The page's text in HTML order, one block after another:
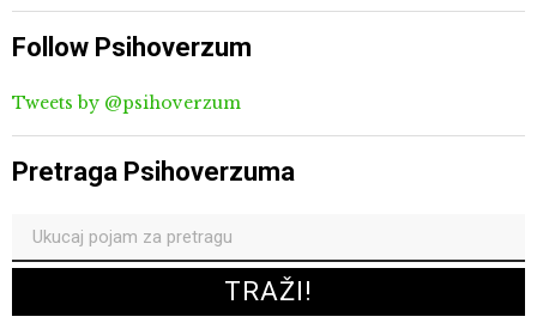
Follow Psihoverzum
Tweets by @psihoverzum
Pretraga Psihoverzuma